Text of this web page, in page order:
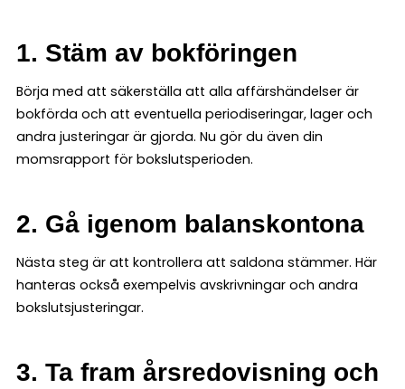
1. Stäm av bokföringen
Börja med att säkerställa att alla affärshändelser är
bokförda och att eventuella periodiseringar, lager och
andra justeringar är gjorda. Nu gör du även din
momsrapport för bokslutsperioden.
2. Gå igenom balanskontona
Nästa steg är att kontrollera att saldona stämmer. Här
hanteras också exempelvis avskrivningar och andra
bokslutsjusteringar.
3. Ta fram årsredovisning och